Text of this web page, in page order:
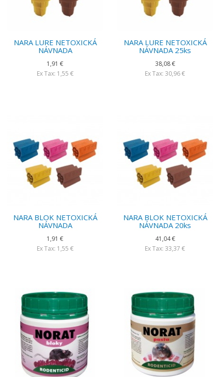
NARA LURE NETOXICKÁ
NÁVNADA
1,91 €
Ex Tax: 1,55 €
NARA LURE NETOXICKÁ
NÁVNADA 25ks
38,08 €
Ex Tax: 30,96 €
NARA BLOK NETOXICKÁ
NÁVNADA
1,91 €
Ex Tax: 1,55 €
NARA BLOK NETOXICKÁ
NÁVNADA 20ks
41,04 €
Ex Tax: 33,37 €